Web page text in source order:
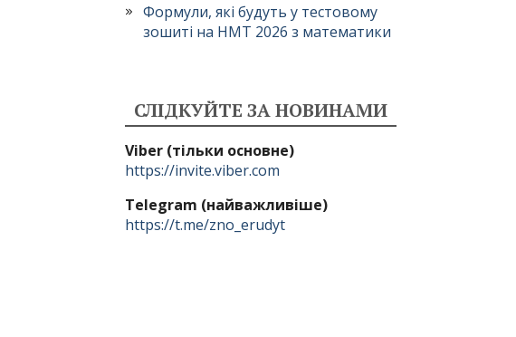
Формули, які будуть у тестовому
зошиті на НМТ 2026 з математики
СЛІДКУЙТЕ ЗА НОВИНАМИ
Viber (тільки основне)
https://invite.viber.com
Telegram (найважливіше)
https://t.me/zno_erudyt